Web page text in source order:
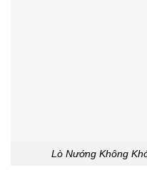
Lò Nướng Không